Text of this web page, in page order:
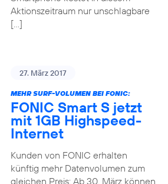
Aktionszeitraum nur unschlagbare
[…]
27. März 2017
MEHR SURF-VOLUMEN BEI FONIC:
FONIC Smart S jetzt
mit 1GB Highspeed-
Internet
Kunden von FONIC erhalten
künftig mehr Datenvolumen zum
gleichen Preis: Ab 30. März können